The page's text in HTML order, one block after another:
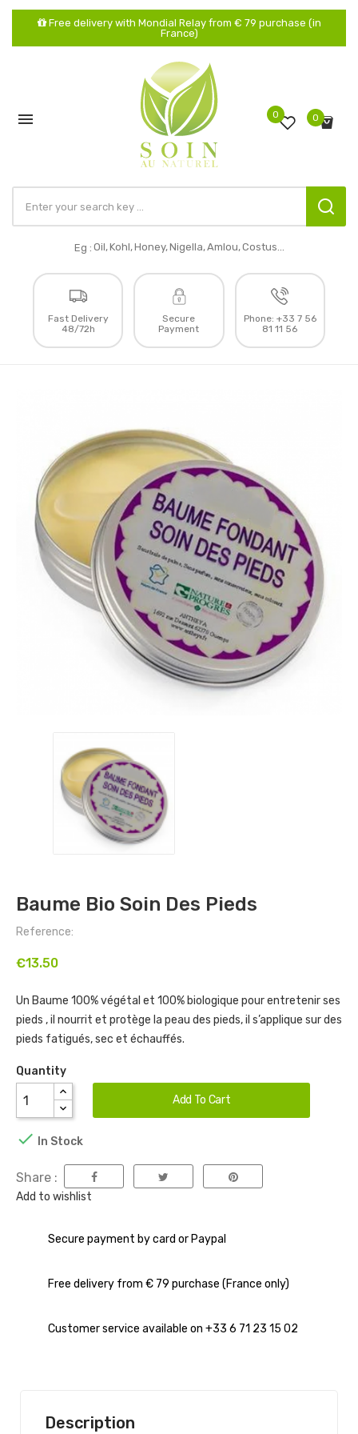
Free delivery with Mondial Relay from € 79 purchase (in
France)
 0 0
Eg : Oil,Kohl,Honey,Nigella,Amlou,Costus...
Fast Delivery
48/72h
Secure
Payment
Phone: +33 7 56
81 11 56
Baume Bio Soin Des Pieds
Reference:
€13.50
Un Baume 100% végétal et 100% biologique pour entretenir ses
pieds , il nourrit et protège la peau des pieds, il s’applique sur des
pieds fatigués, sec et échauffés.
Quantity
Add To Cart
 In Stock
Share :
Add to wishlist
Secure payment by card or Paypal
Free delivery from € 79 purchase (France only)
Customer service available on +33 6 71 23 15 02
Description